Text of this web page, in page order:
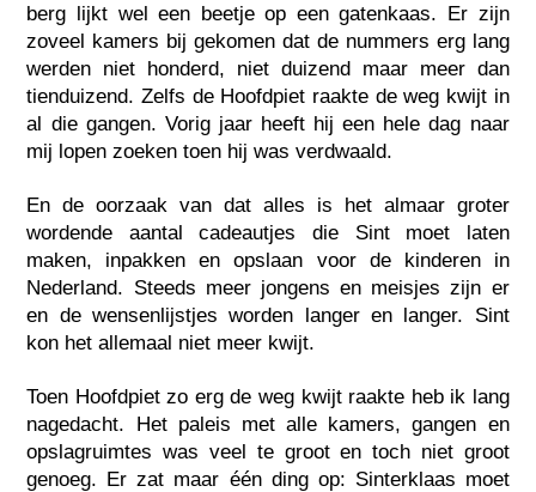
berg lijkt wel een beetje op een gatenkaas. Er zijn
zoveel kamers bij gekomen dat de nummers erg lang
werden niet honderd, niet duizend maar meer dan
tienduizend. Zelfs de Hoofdpiet raakte de weg kwijt in
al die gangen. Vorig jaar heeft hij een hele dag naar
mij lopen zoeken toen hij was verdwaald.
En de oorzaak van dat alles is het almaar groter
wordende aantal cadeautjes die Sint moet laten
maken, inpakken en opslaan voor de kinderen in
Nederland. Steeds meer jongens en meisjes zijn er
en de wensenlijstjes worden langer en langer. Sint
kon het allemaal niet meer kwijt.
Toen Hoofdpiet zo erg de weg kwijt raakte heb ik lang
nagedacht. Het paleis met alle kamers, gangen en
opslagruimtes was veel te groot en toch niet groot
genoeg. Er zat maar één ding op: Sinterklaas moet